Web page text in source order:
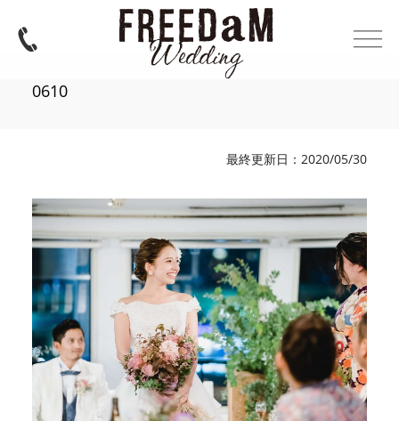
0610
最終更新日：2020/05/30